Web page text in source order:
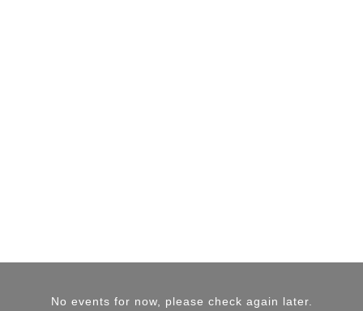
No events for now, please check again later.